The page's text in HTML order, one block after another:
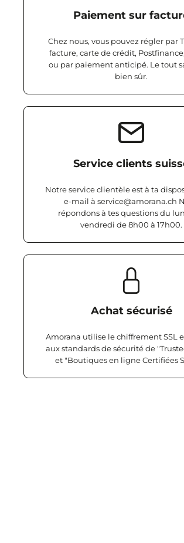
Paiement sur
Chez nous, vous pouvez régler par
facture, carte de crédit,
ou par paiement anticipé. Le tout
bien sûr.
Service clients
Notre service clientèle est à ta
e-mail à service@amorana.ch
répondons à tes questions du
vendredi de 8h00 à 17h00.
Achat sécurisé
Amorana utilise le chiffrement SSL
aux standards de sécurité de
et "Boutiques en ligne Certifiées